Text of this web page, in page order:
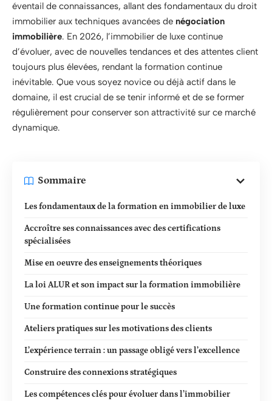
éventail de connaissances, allant des fondamentaux du droit
immobilier aux techniques avancées de négociation
immobilière. En 2026, l’immobilier de luxe continue
d’évoluer, avec de nouvelles tendances et des attentes client
toujours plus élevées, rendant la formation continue
inévitable. Que vous soyez novice ou déjà actif dans le
domaine, il est crucial de se tenir informé et de se former
régulièrement pour conserver son attractivité sur ce marché
dynamique.
Sommaire
Les fondamentaux de la formation en immobilier de luxe
Accroître ses connaissances avec des certifications
spécialisées
Mise en oeuvre des enseignements théoriques
La loi ALUR et son impact sur la formation immobilière
Une formation continue pour le succès
Ateliers pratiques sur les motivations des clients
L’expérience terrain : un passage obligé vers l’excellence
Construire des connexions stratégiques
Les compétences clés pour évoluer dans l’immobilier